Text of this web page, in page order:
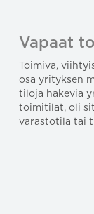
Vapaat
Toimiva,
osa yrityksen
tiloja hakevia
toimitilat, oli
varastotila tai